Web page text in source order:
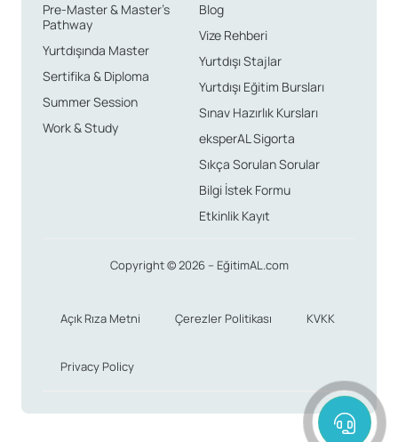
Pre-Master & Master’s
Pathway
Yurtdışında Master
Sertifika & Diploma
Summer Session
Work & Study
Blog
Vize Rehberi
Yurtdışı Stajlar
Yurtdışı Eğitim Bursları
Sınav Hazırlık Kursları
eksperAL Sigorta
Sıkça Sorulan Sorular
Bilgi İstek Formu
Etkinlik Kayıt
Copyright © 2026 – EğitimAL.com
Açık Rıza Metni Çerezler Politikası KVKK
Privacy Policy